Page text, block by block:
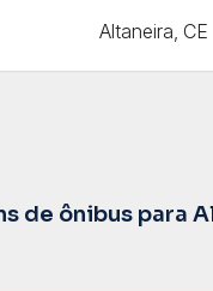
Altaneira, CE
de ônibus para